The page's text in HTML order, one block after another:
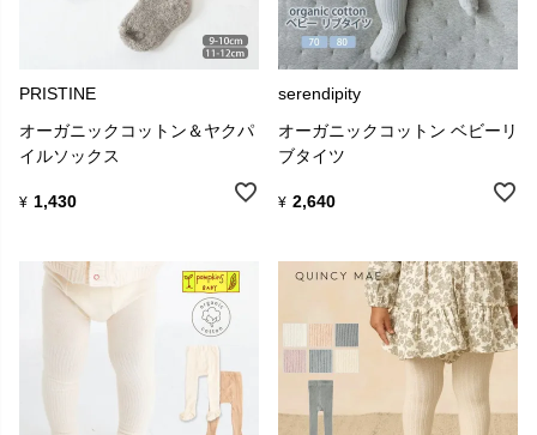
PRISTINE
オーガニックコットン＆ヤクパ
イルソックス
¥ 1,430
serendipity
オーガニックコットン ベビーリ
ブタイツ
¥ 2,640